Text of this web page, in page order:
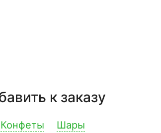
к заказу
Конфеты Шары